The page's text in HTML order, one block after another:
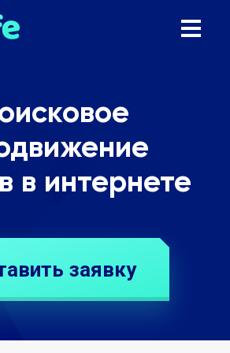
в интернете
заявку